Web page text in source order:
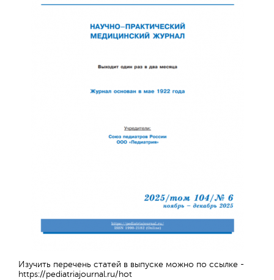
Изучить перечень статей в выпуске можно по ссылке -
https://pediatriajournal.ru/hot